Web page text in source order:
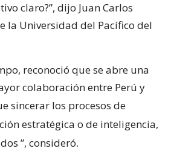
claro?”, dijo Juan Carlos
la Universidad del Pacífico del
reconoció que se abre una
colaboración entre Perú y
sincerar los procesos de
estratégica o de inteligencia,
”, consideró.